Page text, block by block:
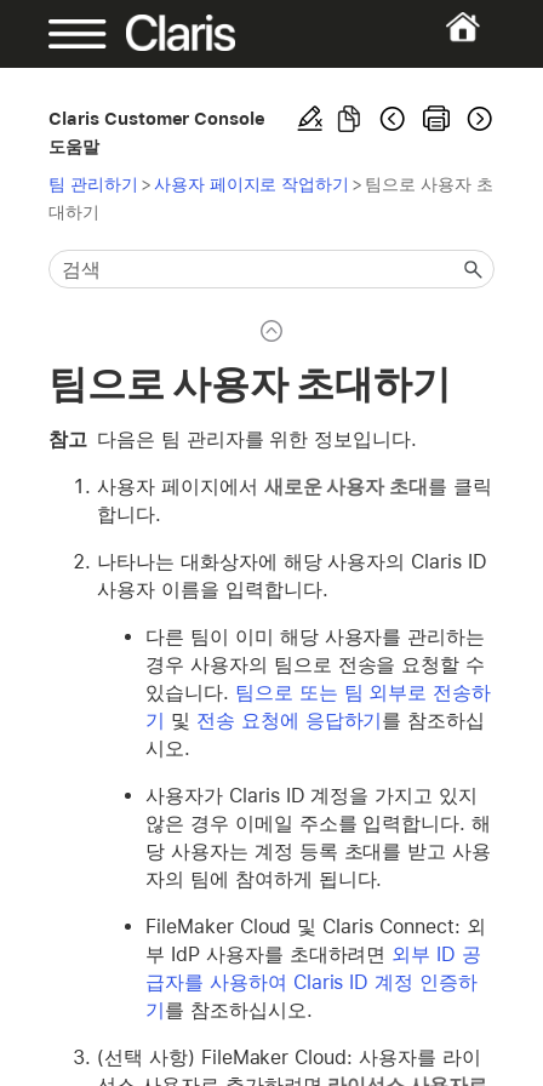
Claris Customer Console
도움말
팀 관리하기 >사용자 페이지로 작업하기 > 팀으로 사용자 초
대하기
팀으로 사용자 초대하기
참고 다음은 팀 관리자를 위한 정보입니다.
사용자 페이지에서 새로운 사용자 초대를 클릭
합니다.
나타나는 대화상자에 해당 사용자의 Claris ID
사용자 이름을 입력합니다.
다른 팀이 이미 해당 사용자를 관리하는
경우 사용자의 팀으로 전송을 요청할 수
있습니다. 팀으로 또는 팀 외부로 전송하
기 및 전송 요청에 응답하기를 참조하십
시오.
사용자가 Claris ID 계정을 가지고 있지
않은 경우 이메일 주소를 입력합니다. 해
당 사용자는 계정 등록 초대를 받고 사용
자의 팀에 참여하게 됩니다.
FileMaker Cloud 및 Claris Connect: 외
부 IdP 사용자를 초대하려면 외부 ID 공
급자를 사용하여 Claris ID 계정 인증하
기를 참조하십시오.
(선택 사항) FileMaker Cloud: 사용자를 라이